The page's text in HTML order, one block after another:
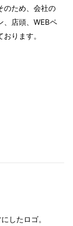
のため、会社の
、店頭、WEBペ
ります。
したロゴ。